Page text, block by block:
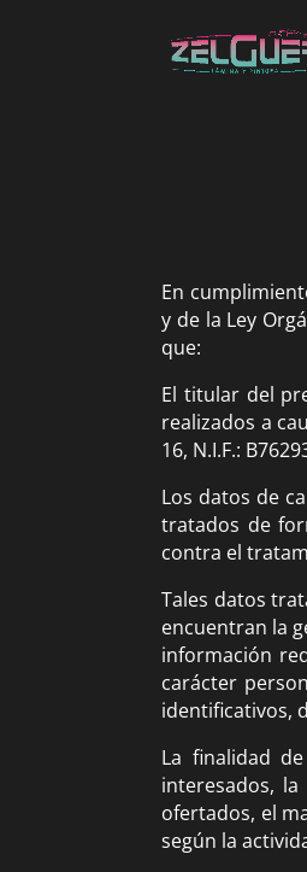
En
y de la Ley
que:
El titular del
realizados a
16, N.I.F.:
Los datos de
tratados de
contra el
Tales datos
encuentran la
información
carácter
identificativos,
La finalidad
interesados,
ofertados, el
según la